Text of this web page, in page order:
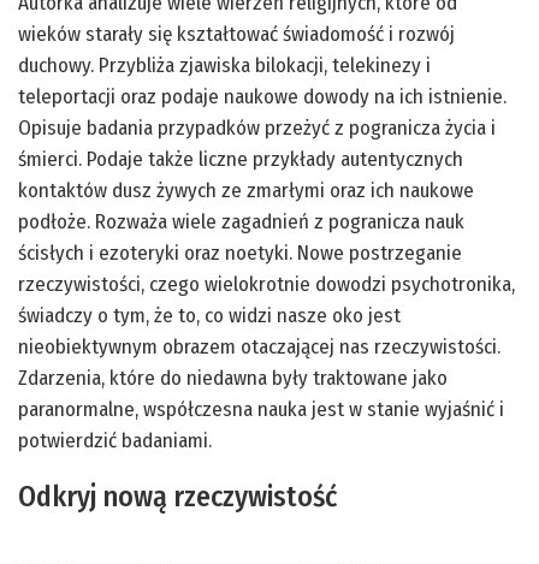
wieków starały się kształtować świadomość i rozwój
duchowy. Przybliża zjawiska bilokacji, telekinezy i
teleportacji oraz podaje naukowe dowody na ich istnienie.
Opisuje badania przypadków przeżyć z pogranicza życia i
śmierci. Podaje także liczne przykłady autentycznych
kontaktów dusz żywych ze zmarłymi oraz ich naukowe
podłoże. Rozważa wiele zagadnień z pogranicza nauk
ścisłych i ezoteryki oraz noetyki. Nowe postrzeganie
rzeczywistości, czego wielokrotnie dowodzi psychotronika,
świadczy o tym, że to, co widzi nasze oko jest
nieobiektywnym obrazem otaczającej nas rzeczywistości.
Zdarzenia, które do niedawna były traktowane jako
paranormalne, współczesna nauka jest w stanie wyjaśnić i
potwierdzić badaniami.
Odkryj nową rzeczywistość